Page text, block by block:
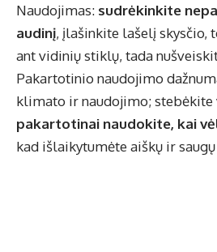
Naudojimas: sudrėkinkite
audinį, įlašinkite lašelį skysčio,
ant vidinių stiklų, tada
Pakartotinio naudojimo
klimato ir naudojimo;
pakartotinai naudokite, kai
kad išlaikytumėte aiškų ir